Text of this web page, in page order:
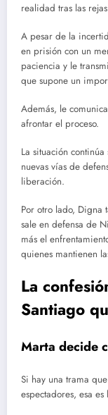
realidad tras las
A pesar de la
en prisión con un
paciencia y le
que supone un
Además, le
afrontar el proceso.
La situación
nuevas vías de
liberación.
Por otro lado, Digna
sale en defensa de
más el
quienes mantienen
La
Santiago
Marta decide
Si hay una trama
espectadores, esa